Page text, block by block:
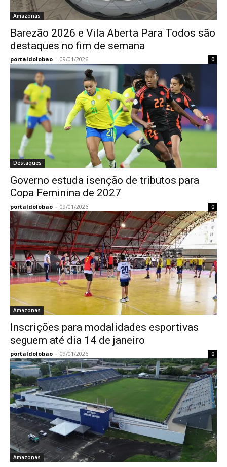
Amazonas
Barezão 2026 e Vila Aberta Para Todos são
destaques no fim de semana
portaldolobao - 09/01/2026 0
Destaques
Governo estuda isenção de tributos para
Copa Feminina de 2027
portaldolobao - 09/01/2026 0
Amazonas
Inscrições para modalidades esportivas
seguem até dia 14 de janeiro
portaldolobao - 09/01/2026 0
Amazonas